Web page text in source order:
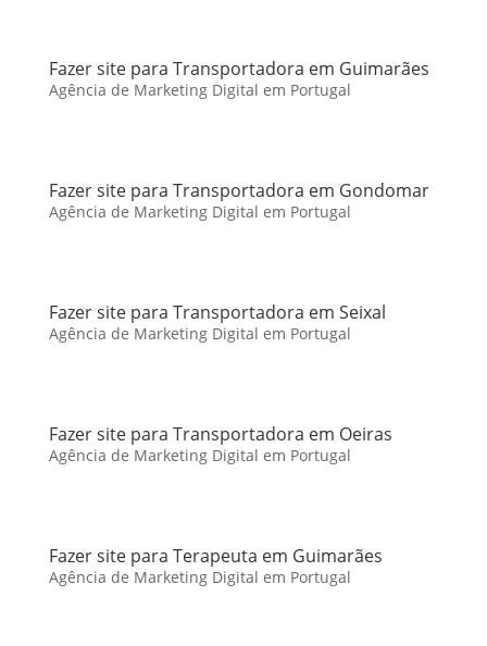
Fazer site para Transportadora em Guimarães
Agência de Marketing Digital em Portugal
Fazer site para Transportadora em Gondomar
Agência de Marketing Digital em Portugal
Fazer site para Transportadora em Seixal
Agência de Marketing Digital em Portugal
Fazer site para Transportadora em Oeiras
Agência de Marketing Digital em Portugal
Fazer site para Terapeuta em Guimarães
Agência de Marketing Digital em Portugal